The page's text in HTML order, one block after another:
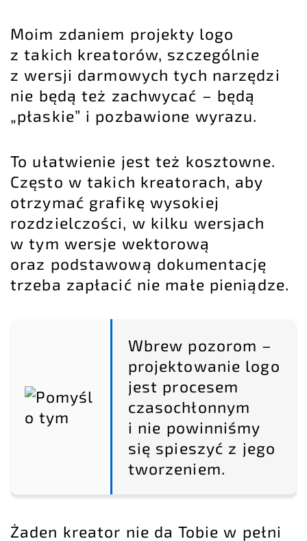
Moim zdaniem projekty logo
z takich kreatorów, szczególnie
z wersji darmowych tych narzędzi
nie będą też zachwycać – będą
„płaskie” i pozbawione wyrazu.
To ułatwienie jest też kosztowne.
Często w takich kreatorach, aby
otrzymać grafikę wysokiej
rozdzielczości, w kilku wersjach
w tym wersje wektorową
oraz podstawową dokumentację
trzeba zapłacić nie małe pieniądze.
Wbrew pozorom –
projektowanie logo
jest procesem
czasochłonnym
i nie powinniśmy
się spieszyć z jego
tworzeniem.
Żaden kreator nie da Tobie w pełni